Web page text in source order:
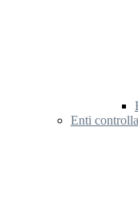
Enti